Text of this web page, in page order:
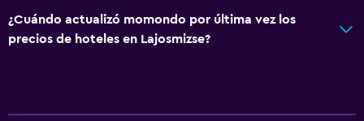
¿Cuándo actualizó momondo por última vez los
precios de hoteles en Lajosmizse?